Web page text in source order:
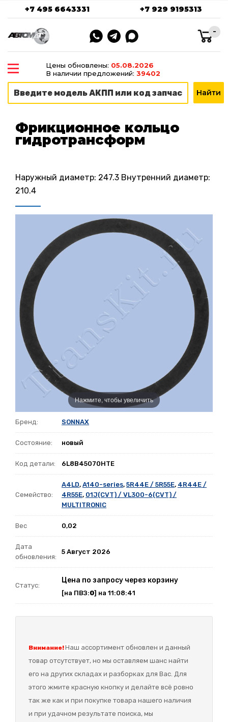
+7 495 6643331 +7 929 9195313
-
Цены обновлены: 05.08.2026
В наличии предложений: 39402
Фрикционное кольцо
гидротрансформ
Наружный диаметр: 247.3 Внутренний диаметр:
210.4
Нажмите, чтобы увеличить
Бренд: SONNAX
Состояние: новый
Код детали: 6L8B45070HTE
Семейство:
A4LD, A140-series, 5R44E / 5R55E, 4R44E /
4R55E, 01J(CVT) / VL300-6(CVT) /
MULTITRONIC
Вес 0,02
Дата
обновления:
5 Август 2026
Статус:
Цена по запросу через корзину
[на ПВЗ:0] на 11:08:41
Внимание!Наш ассортимент обновлен и данный
товар отсутствует, но мы оставляем шанс найти
его на других складах и разборках для Вас. Для
этого жмите красную кнопку и делайте всё ровно
так же как и при покупке товара нашего наличия
и при удачном результате поиска, мы